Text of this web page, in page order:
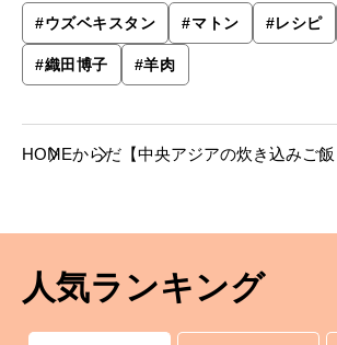
#ウズベキスタン #マトン #レシピ
#織田博子 #羊肉
HOMEからだ 【中央アジアの炊き込みご
人気ランキング